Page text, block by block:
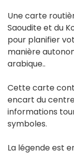
Une carte
Saoudite et du
pour planifier
manière
arabique..
Cette carte
encart du
informations
symboles.
La légende est